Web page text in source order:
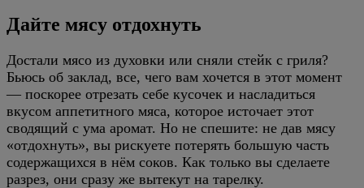
Дайте мясу отдохнуть
Достали мясо из духовки или сняли стейк с гриля?
Бьюсь об заклад, все, чего вам хочется в этот момент
— поскорее отрезать себе кусочек и насладиться
вкусом аппетитного мяса, которое источает этот
сводящий с ума аромат. Но не спешите: не дав мясу
«отдохнуть», вы рискуете потерять большую часть
содержащихся в нём соков. Как только вы сделаете
разрез, они сразу же вытекут на тарелку.